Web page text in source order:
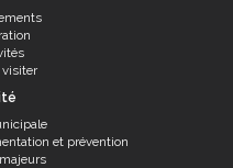
visiter
et prévention